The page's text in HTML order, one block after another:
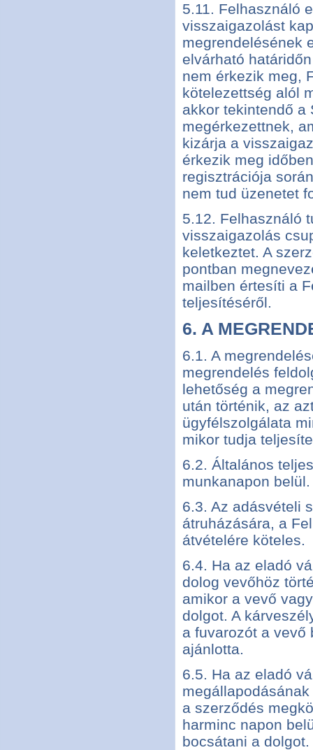
5.11. Felhasználó
visszaigazolást
megrendelésének
elvárható
nem érkezik meg,
kötelezettség alól
akkor tekintendő a
megérkezettnek,
kizárja a
érkezik meg
regisztrációja
nem tud üzenetet
5.12. Felhasználó
visszaigazolás
keletkeztet. A
pontban
mailben értesíti a
teljesítéséről.
6. A
6.1. A
megrendelés
lehetőség a
után történik, az
ügyfélszolgálata
mikor tudja
6.2. Általános
munkanapon belül.
6.3. Az adásvételi
átruházására, a
átvételére köteles.
6.4. Ha az eladó
dolog vevőhöz
amikor a vevő
dolgot. A
a fuvarozót a vevő
ajánlotta.
6.5. Ha az eladó
a szerződés
harminc napon
bocsátani a dolgot.